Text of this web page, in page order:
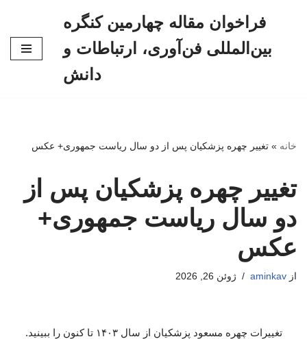
فراخوان مقاله چهارمین کنگره
بین‌المللی فن‌آوری، ارتباطات و
دانش
خانه » تغییر چهره پزشکیان پس از دو سال ریاست جمهوری+ عکس
تغییر چهره پزشکیان پس از
دو سال ریاست جمهوری+
عکس
از aminkav ژوئن 26, 2026
تغییرات چهره مسعود پزشکیان از سال ۱۴۰۳ تا کنون را ببینید.